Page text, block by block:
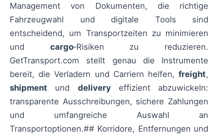
Management von Dokumenten, die richtige
Fahrzeugwahl und digitale Tools sind
entscheidend, um Transportzeiten zu minimieren
und cargo‑Risiken zu reduzieren.
GetTransport.com stellt genau die Instrumente
bereit, die Verladern und Carriern helfen, freight,
shipment und deliveryeffizient abzuwickeln:
transparente Ausschreibungen, sichere Zahlungen
und umfangreiche Auswahl an
Transportoptionen.## Korridore, Entfernungen und